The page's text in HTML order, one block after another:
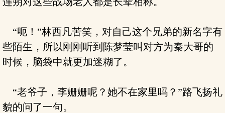
“呃！”林西凡苦笑，对自己这个兄弟的新名字有
些陌生，所以刚刚听到陈梦莹叫对方为秦大哥的
时候，脑袋中就更加迷糊了。
“老爷子，李姗姗呢？她不在家里吗？”路飞扬礼
貌的问了一句。